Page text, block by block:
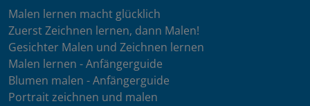
Malen lernen macht glücklich
Zuerst Zeichnen lernen, dann Malen!
Gesichter Malen und Zeichnen lernen
Malen lernen - Anfängerguide
Blumen malen - Anfängerguide
Portrait zeichnen und malen